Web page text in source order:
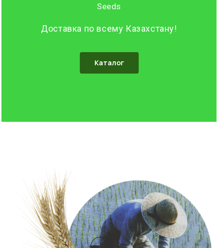
Seeds
Доставка по всему Казахстану!
Каталог